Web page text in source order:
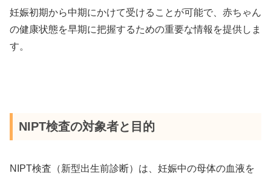
妊娠初期から中期にかけて受けることが可能で、赤ちゃん
の健康状態を早期に把握するための重要な情報を提供しま
す。
NIPT検査の対象者と目的
NIPT検査（新型出生前診断）は、妊娠中の母体の血液を